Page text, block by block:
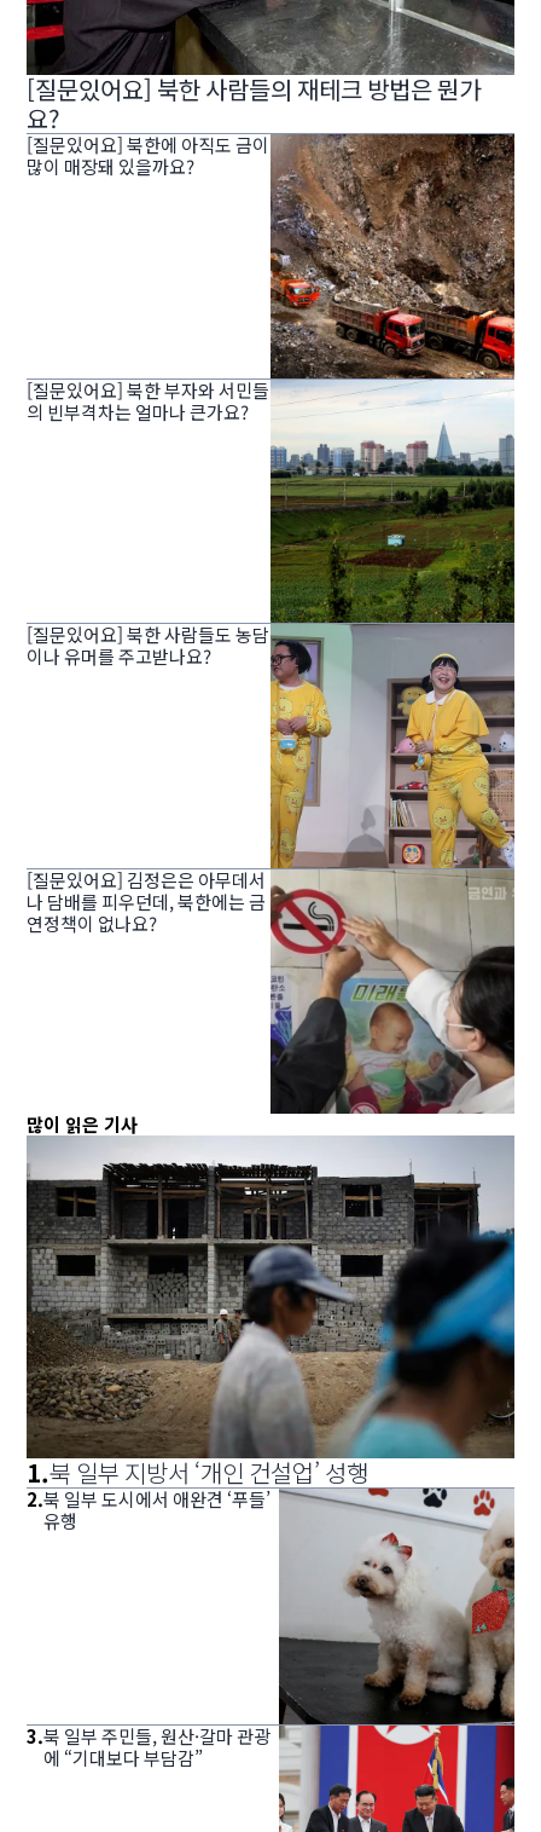
[질문있어요] 북한 사람들의 재테크 방법은 뭔가
요?
[질문있어요] 북한에 아직도 금이
많이 매장돼 있을까요?
[질문있어요] 북한 부자와 서민들
의 빈부격차는 얼마나 큰가요?
[질문있어요] 북한 사람들도 농담
이나 유머를 주고받나요?
[질문있어요] 김정은은 아무데서
나 담배를 피우던데, 북한에는 금
연정책이 없나요?
많이 읽은 기사
1.북 일부 지방서 ‘개인 건설업’ 성행
2.북 일부 도시에서 애완견 ‘푸들’
유행
3.북 일부 주민들, 원산·갈마 관광
에 “기대보다 부담감”